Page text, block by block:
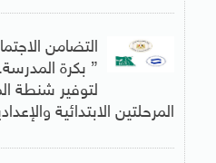
التضامن
” بكرة
لتوفير شنطة
المرحلتين الابتدائية